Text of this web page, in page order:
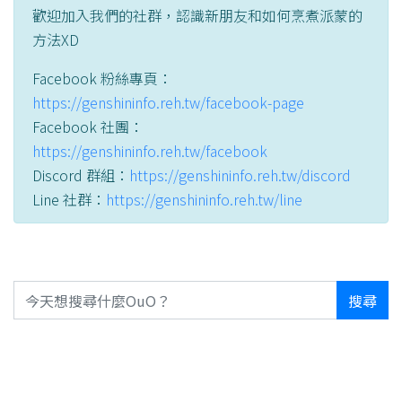
歡迎加入我們的社群，認識新朋友和如何烹煮派蒙的
方法XD
Facebook 粉絲專頁：
https://genshininfo.reh.tw/facebook-page
Facebook 社團：
https://genshininfo.reh.tw/facebook
Discord 群組： https://genshininfo.reh.tw/discord
Line 社群： https://genshininfo.reh.tw/line
搜尋